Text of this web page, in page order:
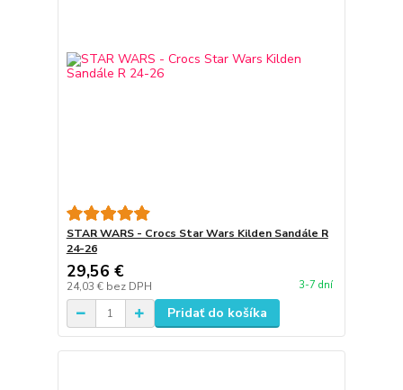
STAR WARS - Crocs Star Wars Kilden Sandále R
24-26
29,56 €
24,03 € bez DPH 3-7 dní
Pridať do košíka